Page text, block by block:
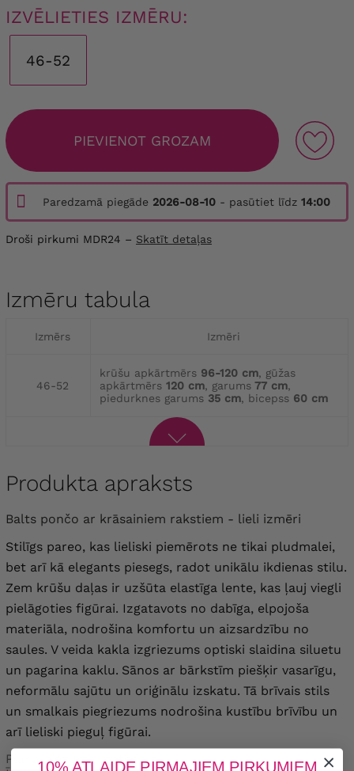
IZVĒLIETIES IZMĒRU:
46-52
PIEVIENOT GROZAM
Paredzamā piegāde 2026-08-10 - pasūtiet līdz 14:00
Droši pirkumi MDR24 – Skatīt detaļas
Izmēru tabula
Izmērs Izmēri
46-52
krūšu apkārtmērs 96-120 cm, gūžas
apkārtmērs 120 cm, garums 77 cm,
piedurknes garums 35 cm, bicepss 60 cm
Produkta apraksts
Balts pončo ar krāsainiem rakstiem - lieli izmēri
Stilīgs pareo, kas lieliski piemērots ne tikai pludmalei,
bet arī kā elegants piesegs, radot unikālu ikdienas stilu.
Zem krūšu daļas ir uzšūta elastīga lente, kas ļauj viegli
pielāgoties figūrai. Izgatavots no dabīga, elpojoša
materiāla, nodrošina komfortu un aizsardzību no
saules. V veida kakla izgriezums optiski slaidina siluetu
un pagarina kaklu. Sānos ar bārkstīm piešķir vasarīgu,
neformālu sajūtu un oriģinālu izskatu. Tā brīvais stils
un smalkais piegriezums nodrošina kustību brīvību un
arī lieliski pieguļ figūrai.
Plāna biezuma materiāls.
10% ATLAIDE PIRMAJIEM PIRKUMIEM